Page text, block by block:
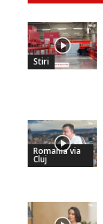
Stiri
Romania via
Cluj